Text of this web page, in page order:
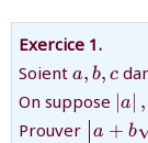
Exercice 1.
Soient {a,b,c}
a, b, c
On suppose a ,
Prouver
a + b